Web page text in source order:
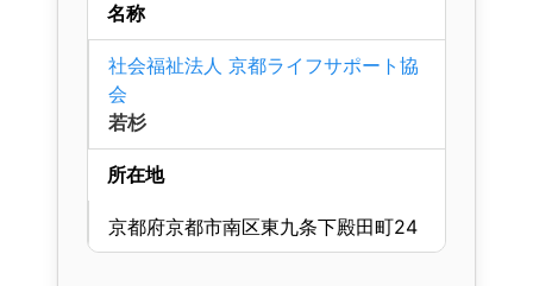
名称
社会福祉法人 京都ライフサポート協
会
若杉
所在地
京都府京都市南区東九条下殿田町24